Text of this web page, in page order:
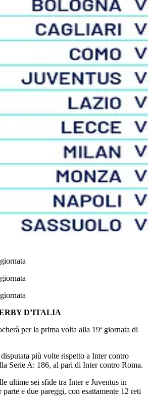
D’ITALIA
per la prima volta alla 19ª giornata di
più volte rispetto a Inter contro
Serie A: 186, al pari di Inter contro Roma.
ultime sei sfide tra Inter e Juventus in
e due pareggi, con esattamente 12 reti